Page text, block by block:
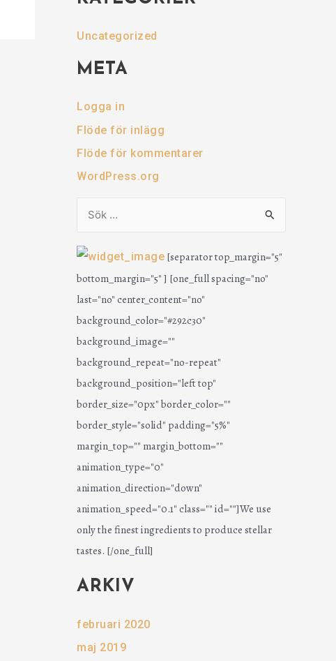
Uncategorized
META
Logga in
Flöde för inlägg
Flöde för kommentarer
WordPress.org
k
e
f
t
e
r
:
[separator top_margin="5"
bottom_margin="5" ] [one_full spacing="no"
last="no" center_content="no"
background_color="#292c30"
background_image=""
background_repeat="no-repeat"
background_position="left top"
border_size="0px" border_color=""
border_style="solid" padding="5%"
margin_top="" margin_bottom=""
animation_type="0"
animation_direction="down"
animation_speed="0.1" class="" id=""]We use
only the finest ingredients to produce stellar
tastes. [/one_full]
ARKIV
februari 2020
maj 2019